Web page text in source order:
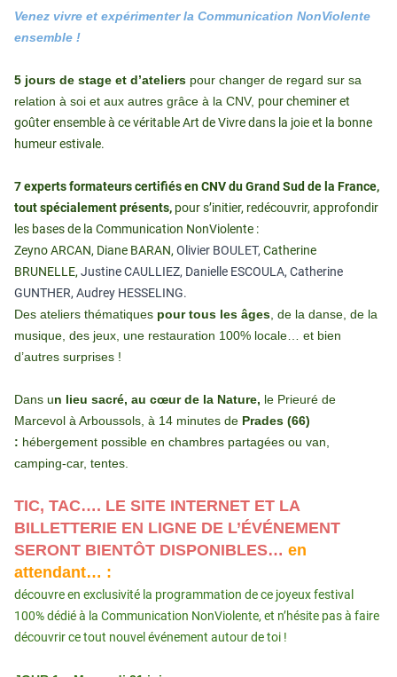
Venez vivre et expérimenter la Communication NonViolente
ensemble !
5 jours de stage et d’ateliers pour changer de regard sur sa
relation à soi et aux autres grâce à la CNV, pour cheminer et
goûter ensemble à ce véritable Art de Vivre dans la joie et la bonne
humeur estivale.
7 experts formateurs certifiés en CNV du Grand Sud de la France,
tout spécialement présents, pour s’initier, redécouvrir, approfondir
les bases de la Communication NonViolente :
Zeyno ARCAN, Diane BARAN, Olivier BOULET, Catherine
BRUNELLE, Justine CAULLIEZ, Danielle ESCOULA, Catherine
GUNTHER, Audrey HESSELING.
Des ateliers thématiques pour tous les âges , de la danse, de la
musique, des jeux, une restauration 100% locale… et bien
d’autres surprises !
Dans un lieu sacré, au cœur de la Nature, le Prieuré de
Marcevol à Arboussols, à 14 minutes de Prades (66)
: hébergement possible en chambres partagées ou van,
camping-car, tentes.
TIC, TAC…. LE SITE INTERNET ET LA
BILLETTERIE EN LIGNE DE L’ÉVÉNEMENT
SERONT BIENTÔT DISPONIBLES… en
attendant… :
découvre en exclusivité la programmation de ce joyeux festival
100% dédié à la Communication NonViolente, et n’hésite pas à faire
découvrir ce tout nouvel événement autour de toi !